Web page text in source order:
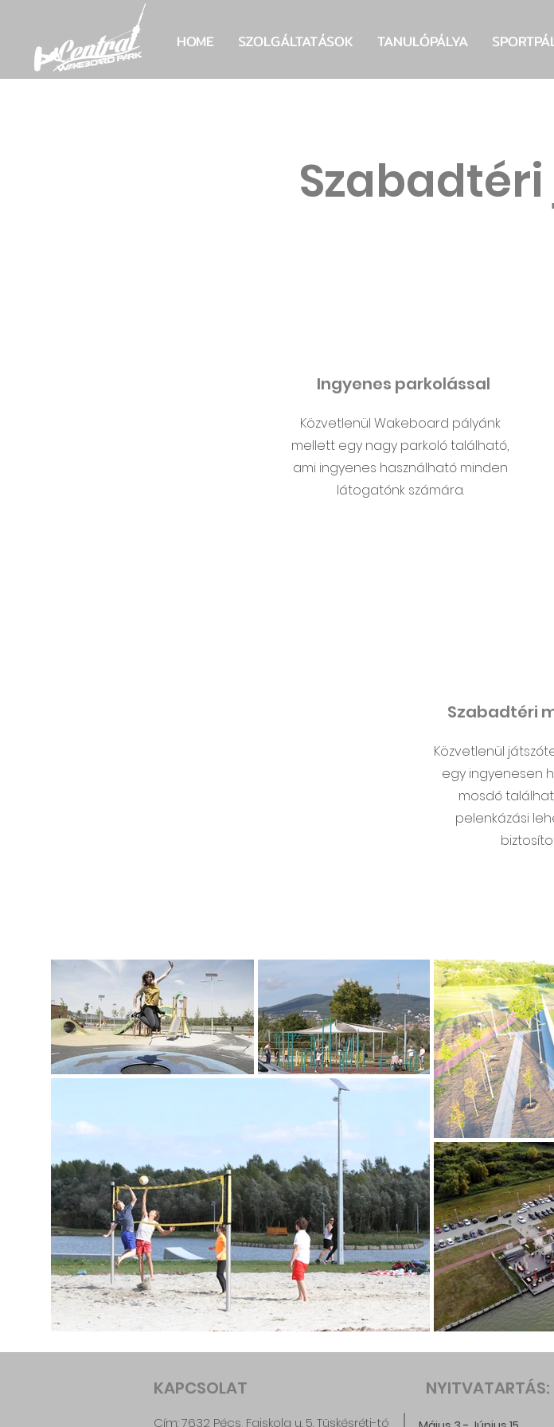
HOME SZOLGÁLTATÁSOK TANULÓPÁLYA
Ingyenes parkolással
Közvetlenül Wakeboard pályánk
mellett egy nagy parkoló található,
ami ingyenes használható minden
látogatónk számára.
Szabadtéri
Közvetlenül
egy ingyenesen
mosdó
pelenkázási
KAPCSOLAT NYITVATARTÁS:
Cím: 7632 Pécs, Faiskola u. 5. Tüskésréti-tó